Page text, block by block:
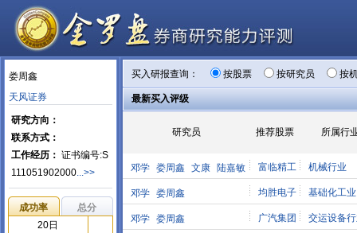
娄周鑫
天风证券
研究方向：
联系方式：
工作经历： 证书编号:S
111051902000...>>
成功率
总分
20日
买入研报查询： 按股票 按研究员 按
最新买入评级
研究员 推荐股票 所属行
邓学 娄周鑫 文康 陆嘉敏 富临精工 机械行业
邓学 娄周鑫 均胜电子 基础化工业
邓学 娄周鑫 广汽集团 交运设备